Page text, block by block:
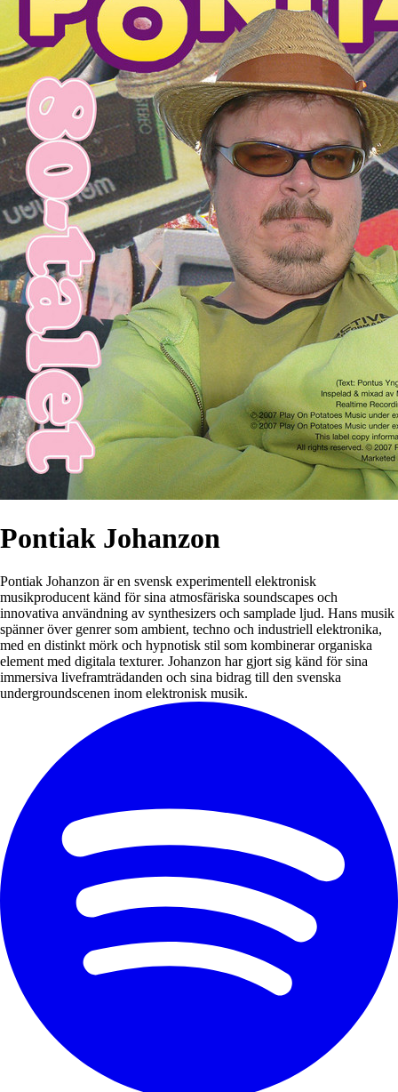
Pontiak Johanzon
Pontiak Johanzon är en svensk experimentell elektronisk
musikproducent känd för sina atmosfäriska soundscapes och
innovativa användning av synthesizers och samplade ljud. Hans musik
spänner över genrer som ambient, techno och industriell elektronika,
med en distinkt mörk och hypnotisk stil som kombinerar organiska
element med digitala texturer. Johanzon har gjort sig känd för sina
immersiva liveframträdanden och sina bidrag till den svenska
undergroundscenen inom elektronisk musik.